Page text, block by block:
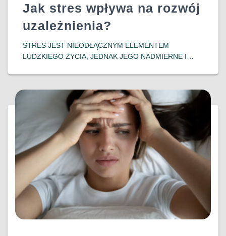
Jak stres wpływa na rozwój
uzależnienia?
​STRES JEST NIEODŁĄCZNYM ELEMENTEM
LUDZKIEGO ŻYCIA, JEDNAK JEGO NADMIERNE I
W TYM DO ROZWOJU UZALEŻNIEŃ. WSPÓŁCZESNE
BADANIA WSKAZUJĄ NA SILNY ZWIĄZEK MIĘDZY
DOŚWIADCZENIEM STRESU A PODATNOŚCIĄ NA
DOWIEDZ SIĘ WIĘCEJ…